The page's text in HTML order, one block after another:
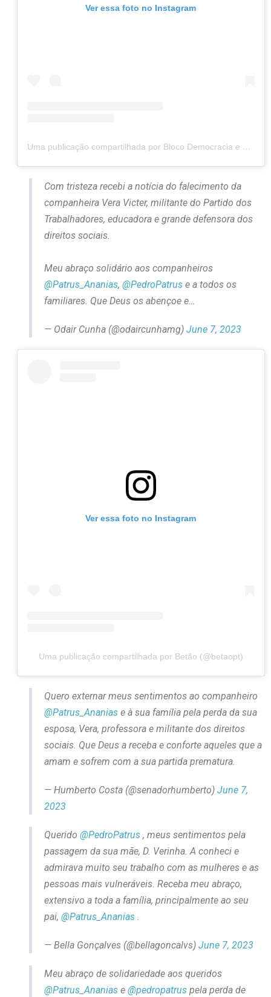
Ver essa foto no Instagram
Uma publicação compartilhada por Bloco Democracia e Luta (@blocodemocraciaeluta)
Com tristeza recebi a notícia do falecimento da
companheira Vera Victer, militante do Partido dos
Trabalhadores, educadora e grande defensora dos
direitos sociais.
Meu abraço solidário aos companheiros
@Patrus_Ananias, @PedroPatruse a todos os
familiares. Que Deus os abençoe e…
— Odair Cunha (@odaircunhamg) June 7, 2023
Ver essa foto no Instagram
Uma publicação compartilhada por Betão (@betaopt)
Quero externar meus sentimentos ao companheiro
@Patrus_Ananiase à sua família pela perda da sua
esposa, Vera, professora e militante dos direitos
sociais. Que Deus a receba e conforte aqueles que a
amam e sofrem com a sua partida prematura.
— Humberto Costa (@senadorhumberto) June 7,
2023
Querido @PedroPatrus, meus sentimentos pela
passagem da sua mãe, D. Verinha. A conheci e
admirava muito seu trabalho com as mulheres e as
pessoas mais vulneráveis. Receba meu abraço,
extensivo a toda a família, principalmente ao seu
pai, @Patrus_Ananias.
— Bella Gonçalves (@bellagoncalvs) June 7, 2023
Meu abraço de solidariedade aos queridos
@Patrus_Ananiase @pedropatruspela perda de